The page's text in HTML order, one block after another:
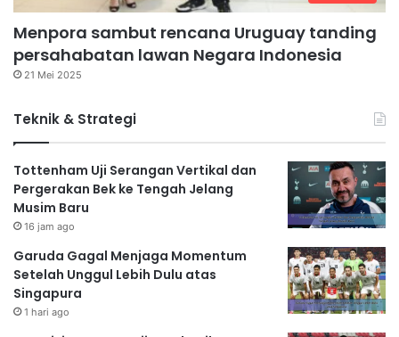
Menpora sambut rencana Uruguay tanding
persahabatan lawan Negara Indonesia
21 Mei 2025
Teknik & Strategi
Tottenham Uji Serangan Vertikal dan
Pergerakan Bek ke Tengah Jelang
Musim Baru
16 jam ago
Garuda Gagal Menjaga Momentum
Setelah Unggul Lebih Dulu atas
Singapura
1 hari ago